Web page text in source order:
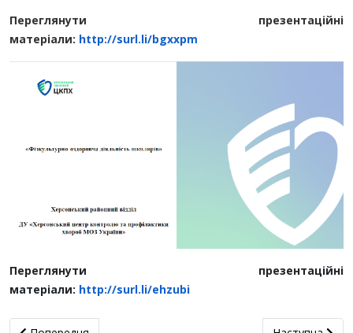
Переглянути презентаційні
матеріали: http://surl.li/bgxxpm
Переглянути презентаційні
матеріали: http://surl.li/ehzubi